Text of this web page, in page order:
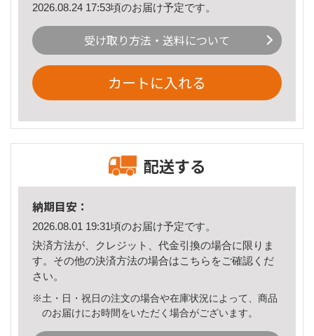
2026.08.24 17:53頃のお届け予定です。
受け取り方法・送料について
カートに入れる
配送する
納期目安：
2026.08.01 19:31頃のお届け予定です。
決済方法が、クレジット、代金引換の場合に限りま
す。その他の決済方法の場合はこちら をご確認くだ
さい。
※土・日・祝日の注文の場合や在庫状況によって、商品
のお届けにお時間をいただく場合がございます。